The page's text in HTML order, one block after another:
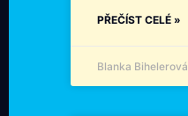
PŘEČÍST CELÉ »
Blanka Bihelerová